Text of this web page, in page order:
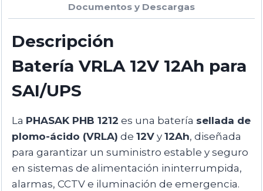
Documentos y Descargas
Descripción
Batería VRLA 12V 12Ah para
SAI/UPS
La PHASAK PHB 1212 es una batería sellada de
plomo-ácido (VRLA) de12V y12Ah, diseñada
para garantizar un suministro estable y seguro
en sistemas de alimentación ininterrumpida,
alarmas, CCTV e iluminación de emergencia.